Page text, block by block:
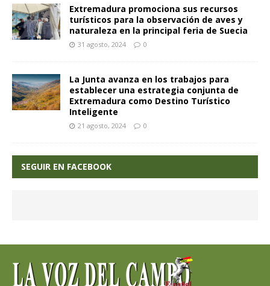
Extremadura promociona sus recursos
turísticos para la observación de aves y
naturaleza en la principal feria de Suecia
31 agosto, 2024 0
La Junta avanza en los trabajos para
establecer una estrategia conjunta de
Extremadura como Destino Turístico
Inteligente
21 agosto, 2024 0
SEGUIR EN FACEBOOK